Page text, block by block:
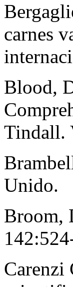
carnes
Blood,
Tindall.
Unido.
Broom,
Carenzi